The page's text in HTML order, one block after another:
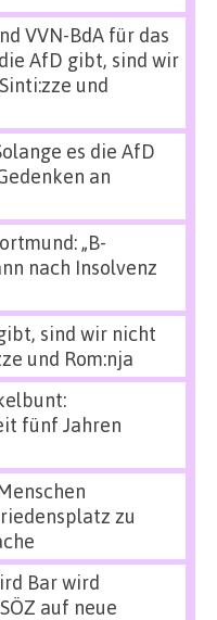
VVN-BdA für das
AfD gibt, sind wir
und
es die AfD
an
„B-
nach Insolvenz
sind wir nicht
und Rom:nja
fünf Jahren
zu
Bar wird
auf neue